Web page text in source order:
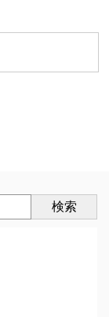
検索